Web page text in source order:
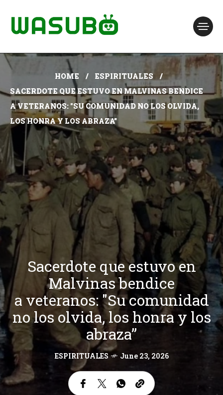
HOME
ESPIRITUALES
SACERDOTE QUE ESTUVO EN MALVINAS BENDICE
A VETERANOS: "SU COMUNIDAD NO LOS OLVIDA,
LOS HONRA Y LOS ABRAZA”
Sacerdote que estuvo en
Malvinas bendice
a veteranos: "Su comunidad
no los olvida, los honra y los
abraza”
ESPIRITUALES June 23, 2026